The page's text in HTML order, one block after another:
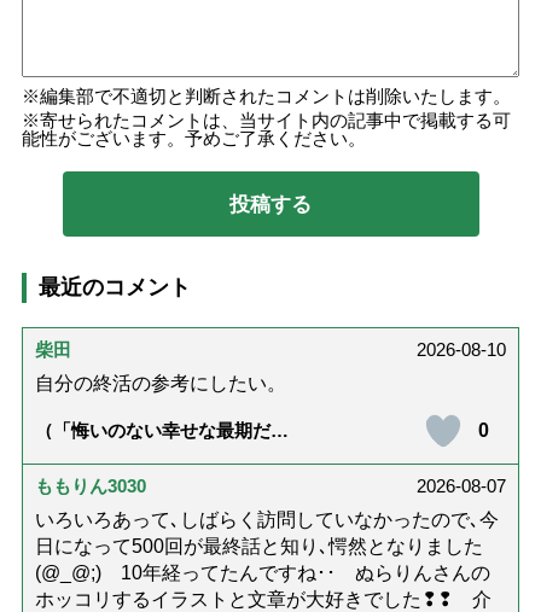
編集部で不適切と判断されたコメントは削除いたします。
寄せられたコメントは、当サイト内の記事中で掲載する可
能性がございます。予めご了承ください。
最近のコメント
柴田
2026-08-10
自分の終活の参考にしたい。
（「悔いのない幸せな最期だっ
り返る母の在宅介護と看取り｜
幸せな在宅死のために医師が教
0
ももりん3030
2026-08-07
いろいろあって､しばらく訪問していなかったので､今
日になって500回が最終話と知り､愕然となりました
(@_@;) 10年経ってたんですね･･ ぬらりんさんの
ホッコリするイラストと文章が大好きでした❢❢ 介